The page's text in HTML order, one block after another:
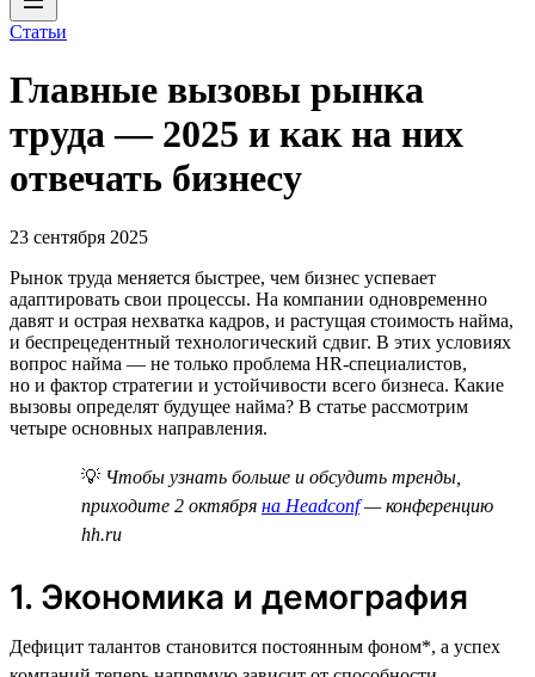
Статьи
Главные вызовы рынка
труда — 2025 и как на них
отвечать бизнесу
23 сентября 2025
Рынок труда меняется быстрее, чем бизнес успевает
адаптировать свои процессы. На компании одновременно
давят и острая нехватка кадров, и растущая стоимость найма,
и беспрецедентный технологический сдвиг. В этих условиях
вопрос найма — не только проблема HR-специалистов,
но и фактор стратегии и устойчивости всего бизнеса. Какие
вызовы определят будущее найма? В статье рассмотрим
четыре основных направления.
💡 Чтобы узнать больше и обсудить тренды,
приходите 2 октября на Headconf— конференцию
hh.ru
1. Экономика и демография
Дефицит талантов становится постоянным фоном*, а успех